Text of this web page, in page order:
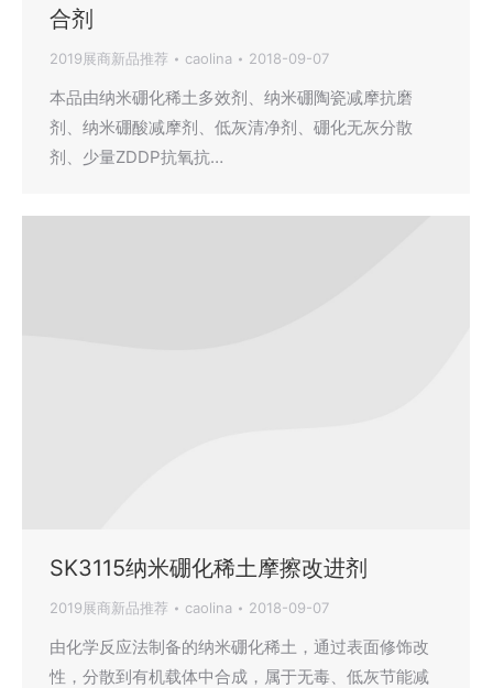
合剂
2019展商新品推荐 caolina 2018-09-07
本品由纳米硼化稀土多效剂、纳米硼陶瓷减摩抗磨
剂、纳米硼酸减摩剂、低灰清净剂、硼化无灰分散
剂、少量ZDDP抗氧抗…
SK3115纳米硼化稀土摩擦改进剂
2019展商新品推荐 caolina 2018-09-07
由化学反应法制备的纳米硼化稀土，通过表面修饰改
性，分散到有机载体中合成，属于无毒、低灰节能减